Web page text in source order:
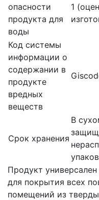
опасности
продукта для
воды
1
Код системы
информации о
содержании в
продукте
вредных
веществ
Срок хранения
В
Продукт
для покрытия всех
помещений из